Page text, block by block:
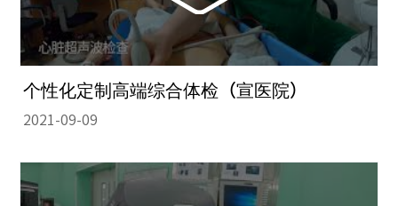
个性化定制高端综合体检（宣医院）
2021-09-09